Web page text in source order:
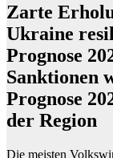
Zarte
Ukraine
Prognose
Sanktionen
Prognose
der Region
Die meisten